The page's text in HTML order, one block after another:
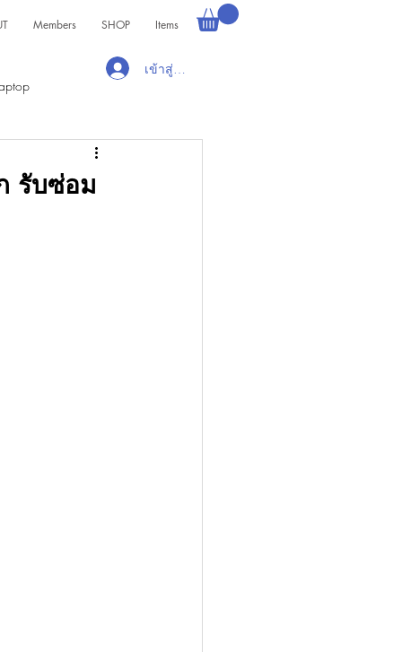
Members SHOP Items
เข้าสู่ระบบ
รับซ่อม